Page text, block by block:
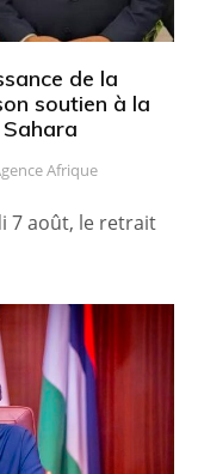
de la
soutien à la
Afrique
7 août, le retrait